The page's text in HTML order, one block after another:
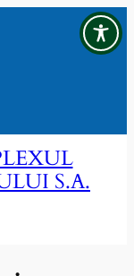
S.A.